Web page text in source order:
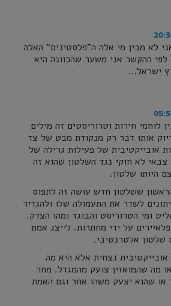
לא מבין מי אלה ה"פלסטינים" האלה
ההקשר אני משער שהכוונה היא
ישראל…
לוחמי חירות וטרוריסטים זה מילים
אותו דבר רק מנקודת מבט של צד
אובייקטיבית של פעילות גרילה של
צבאי לא חוקי נגד השלטון שהוא זה
היותו שלטון.
ששלטון חדש עושה זה לתפוס
לשדר את התעמולה שלו ולהגדיר
ומי הטרוריסט והבוגד ומהו הצדק.
על ידי מחתרות. לייצג אמת
שלטון אלטרנטיבי.
נצחית אלא היא מה
מה שהמואזין צועק מהמגדל. מחר
או שהוא יצעק משהו אחר וגם האמת